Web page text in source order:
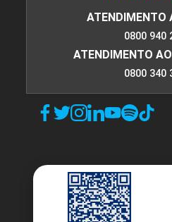
ATENDIMENTO
0800 940
ATENDIMENTO
0800 340